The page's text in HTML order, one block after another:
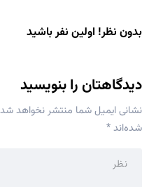
بدون نظر! اولین نفر باشید
دیدگاهتان را بنویسید
نشانی ایمیل شما منتشر نخواهد
شده‌اند*